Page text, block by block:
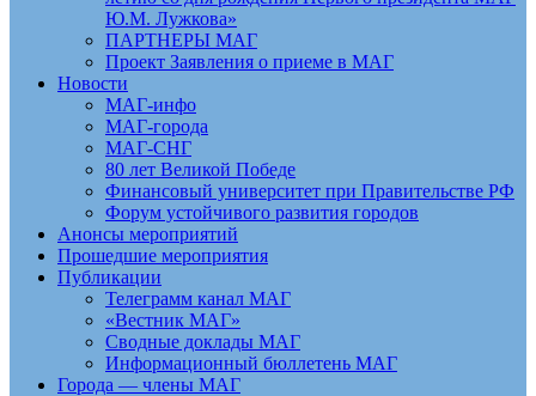
Ю.М. Лужкова»
ПАРТНЕРЫ МАГ
Проект Заявления о приеме в МАГ
Новости
МАГ-инфо
МАГ-города
МАГ-СНГ
80 лет Великой Победе
Финансовый университет при Правительстве РФ
Форум устойчивого развития городов
Анонсы мероприятий
Прошедшие мероприятия
Публикации
Телеграмм канал МАГ
«Вестник МАГ»
Сводные доклады МАГ
Информационный бюллетень МАГ
Города — члены МАГ